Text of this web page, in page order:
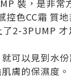
裝，是非常
控色CC霜 質
2-3PUMP 才
可以見到水
膚的保濕度。